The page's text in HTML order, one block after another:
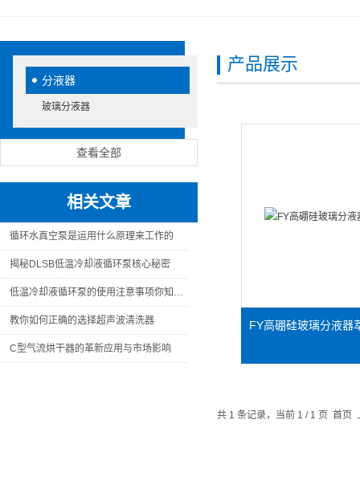
分液器
玻璃分液器
查看全部
相关文章
循环水真空泵是运用什么原理来工作的
揭秘DLSB低温冷却液循环泵核心秘密
低温冷却液循环泵的使用注意事项你知道么
教你如何正确的选择超声波清洗器
C型气流烘干器的革新应用与市场影响
产品展示
FY高硼硅玻璃分液器
共 1 条记录，当前 1 / 1 页 首